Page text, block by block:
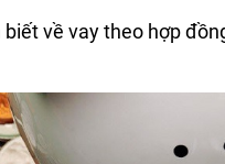
về vay theo hợp